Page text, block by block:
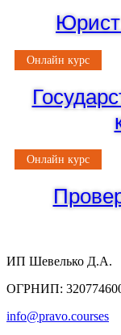
Онлайн курс
Онлайн курс
ИП Шевелько Д.А.
ОГРНИП:
info@pravo.courses